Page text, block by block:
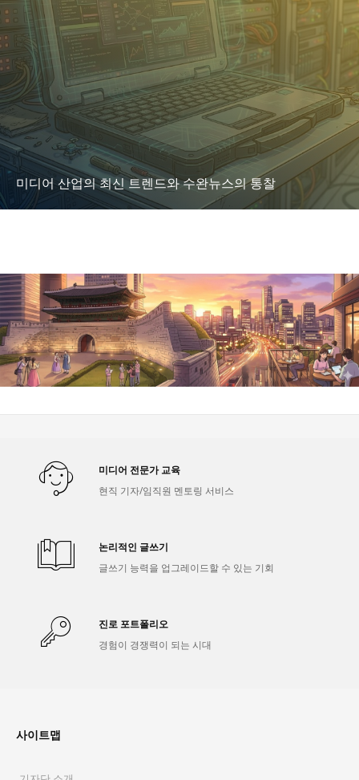
미디어 산업의 최신 트렌드와 수완뉴스의 통찰
미디어 전문가 교육
현직 기자/임직원 멘토링 서비스
논리적인 글쓰기
글쓰기 능력을 업그레이드할 수 있는 기회
진로 포트폴리오
경험이 경쟁력이 되는 시대
사이트맵